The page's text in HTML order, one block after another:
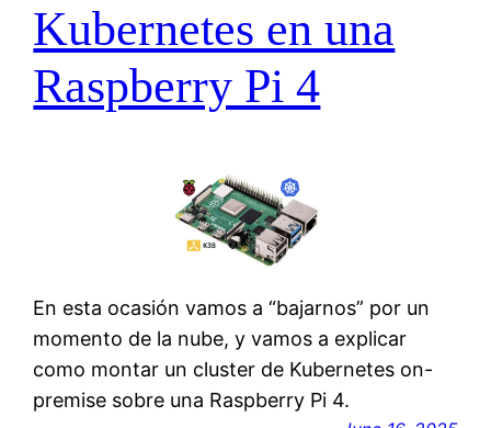
Kubernetes en una
Raspberry Pi 4
En esta ocasión vamos a “bajarnos” por un
momento de la nube, y vamos a explicar
como montar un cluster de Kubernetes on-
premise sobre una Raspberry Pi 4.